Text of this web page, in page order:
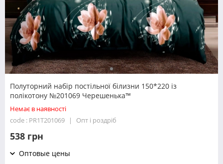
Полуторний набір постільної білизни 150*220 із
полікотону №201069 Черешенька™
Немає в наявності
code : PR1T201069
Опт і роздріб
538 грн
Оптовые цены